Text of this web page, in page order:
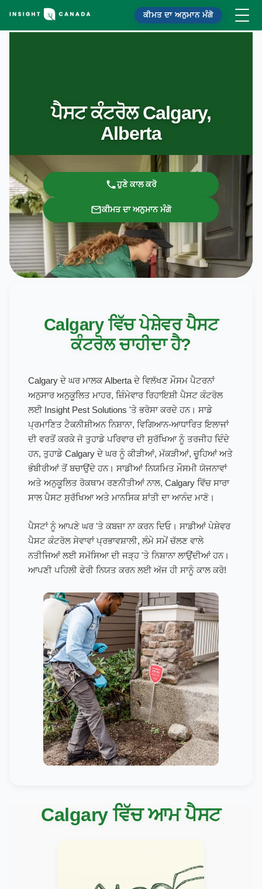
ਕੀਮਤ ਦਾ ਅਨੁਮਾਨ ਮੰਗੋ
ਪੈਸਟ ਕੰਟਰੋਲ Calgary,
Alberta
ਹੁਣੇ ਕਾਲ ਕਰੋ
ਕੀਮਤ ਦਾ ਅਨੁਮਾਨ ਮੰਗੋ
Calgary ਵਿੱਚ ਪੇਸ਼ੇਵਰ ਪੈਸਟ
ਕੰਟਰੋਲ ਚਾਹੀਦਾ ਹੈ?
Calgary ਦੇ ਘਰ ਮਾਲਕ Alberta ਦੇ ਵਿਲੱਖਣ ਮੌਸਮ ਪੈਟਰਨਾਂ
ਅਨੁਸਾਰ ਅਨੁਕੂਲਿਤ ਮਾਹਰ, ਜ਼ਿੰਮੇਵਾਰ ਰਿਹਾਇਸ਼ੀ ਪੈਸਟ ਕੰਟਰੋਲ
ਲਈ Insight Pest Solutions 'ਤੇ ਭਰੋਸਾ ਕਰਦੇ ਹਨ। ਸਾਡੇ
ਪ੍ਰਮਾਣਿਤ ਟੈਕਨੀਸ਼ੀਅਨ ਨਿਸ਼ਾਨਾ, ਵਿਗਿਆਨ-ਆਧਾਰਿਤ ਇਲਾਜਾਂ
ਦੀ ਵਰਤੋਂ ਕਰਕੇ ਜੋ ਤੁਹਾਡੇ ਪਰਿਵਾਰ ਦੀ ਸੁਰੱਖਿਆ ਨੂੰ ਤਰਜੀਹ ਦਿੰਦੇ
ਹਨ, ਤੁਹਾਡੇ Calgary ਦੇ ਘਰ ਨੂੰ ਕੀੜੀਆਂ, ਮੱਕੜੀਆਂ, ਚੂਹਿਆਂ ਅਤੇ
ਭੰਬੀਰੀਆਂ ਤੋਂ ਬਚਾਉਂਦੇ ਹਨ। ਸਾਡੀਆਂ ਨਿਯਮਿਤ ਮੌਸਮੀ ਯੋਜਨਾਵਾਂ
ਅਤੇ ਅਨੁਕੂਲਿਤ ਰੋਕਥਾਮ ਰਣਨੀਤੀਆਂ ਨਾਲ, Calgary ਵਿੱਚ ਸਾਰਾ
ਸਾਲ ਪੈਸਟ ਸੁਰੱਖਿਆ ਅਤੇ ਮਾਨਸਿਕ ਸ਼ਾਂਤੀ ਦਾ ਆਨੰਦ ਮਾਣੋ।
ਪੈਸਟਾਂ ਨੂੰ ਆਪਣੇ ਘਰ 'ਤੇ ਕਬਜ਼ਾ ਨਾ ਕਰਨ ਦਿਓ। ਸਾਡੀਆਂ ਪੇਸ਼ੇਵਰ
ਪੈਸਟ ਕੰਟਰੋਲ ਸੇਵਾਵਾਂ ਪ੍ਰਭਾਵਸ਼ਾਲੀ, ਲੰਮੇ ਸਮੇਂ ਚੱਲਣ ਵਾਲੇ
ਨਤੀਜਿਆਂ ਲਈ ਸਮੱਸਿਆ ਦੀ ਜੜ੍ਹ 'ਤੇ ਨਿਸ਼ਾਨਾ ਲਾਉਂਦੀਆਂ ਹਨ।
ਆਪਣੀ ਪਹਿਲੀ ਫੇਰੀ ਨਿਯਤ ਕਰਨ ਲਈ ਅੱਜ ਹੀ ਸਾਨੂੰ ਕਾਲ ਕਰੋ!
Calgary ਵਿੱਚ ਆਮ ਪੈਸਟ